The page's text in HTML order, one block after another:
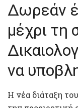
Δωρεάν
μέχρι τη
να
Η νέα διάταξη